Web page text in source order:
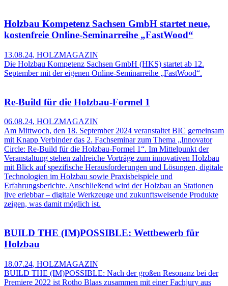
Holzbau Kompetenz Sachsen GmbH startet neue,
kostenfreie Online-Seminarreihe „FastWood“
13.08.24, HOLZMAGAZIN
Die Holzbau Kompetenz Sachsen GmbH (HKS) startet ab 12.
September mit der eigenen Online-Seminarreihe „FastWood“.
Re-Build für die Holzbau-Formel 1
06.08.24, HOLZMAGAZIN
Am Mittwoch, den 18. September 2024 veranstaltet BIC gemeinsam
mit Knapp Verbinder das 2. Fachseminar zum Thema „Innovator
Circle: Re-Build für die Holzbau-Formel 1“. Im Mittelpunkt der
Veranstaltung stehen zahlreiche Vorträge zum innovativen Holzbau
mit Blick auf spezifische Herausforderungen und Lösungen, digitale
Technologien im Holzbau sowie Praxisbeispiele und
Erfahrungsberichte. Anschließend wird der Holzbau an Stationen
live erlebbar – digitale Werkzeuge und zukunftsweisende Produkte
zeigen, was damit möglich ist.
BUILD THE (IM)POSSIBLE: Wettbewerb für
Holzbau
18.07.24, HOLZMAGAZIN
BUILD THE (IM)POSSIBLE: Nach der großen Resonanz bei der
Premiere 2022 ist Rotho Blaas zusammen mit einer Fachjury aus